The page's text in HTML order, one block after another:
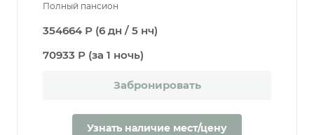
Полный пансион
354664 Р (6 дн / 5 нч)
70933 Р (за 1 ночь)
Забронировать
Узнать наличие мест/цену